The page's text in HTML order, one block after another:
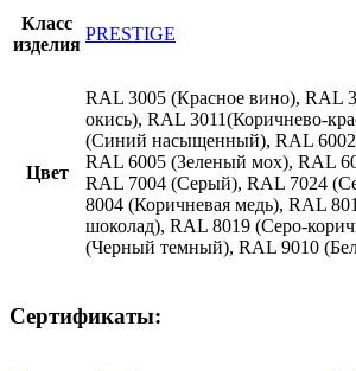
Класс
изделия
PRESTIGE
Цвет
RAL 3005 (Красное вино), RAL
окись), RAL 3011(Коричнево-
(Синий насыщенный), RAL 6002
RAL 6005 (Зеленый мох), RAL
RAL 7004 (Серый), RAL 7024
8004 (Коричневая медь), RAL
шоколад), RAL 8019 (Серо-
(Черный темный), RAL 9010
Сертификаты: